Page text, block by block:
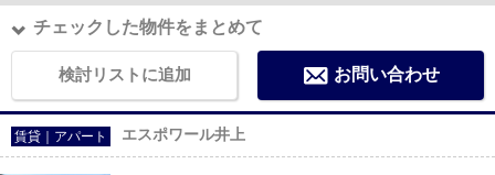
チェックした物件をまとめて
検討リストに追加 お問い合わせ
賃貸｜アパート エスポワール井上